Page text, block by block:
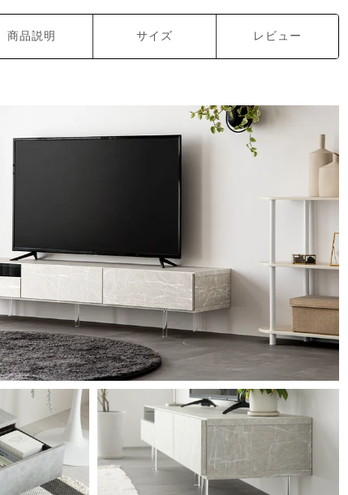
商品説明 サイズ レビュー